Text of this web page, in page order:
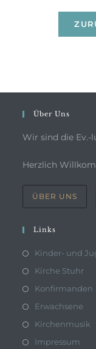
Über Uns
Wir sind die Ev.-
Herzlich
ÜBER UNS
Links
Kinder- und
Kirche Stuhr
Konfirmanden
Erwachsene
Kirchenmusik
Impressum